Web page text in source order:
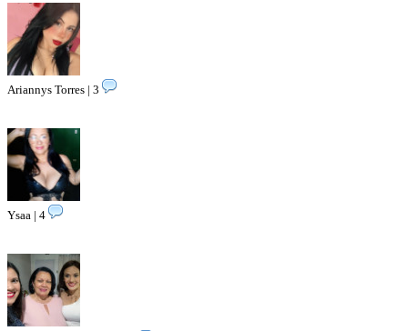
Ariannys Torres | 3
Ysaa | 4